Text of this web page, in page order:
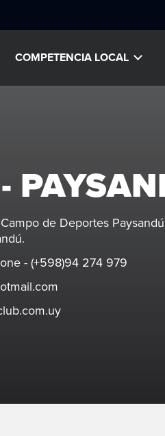
COMPETENCIA LOCAL
de Deportes
- (+598)94 274 979